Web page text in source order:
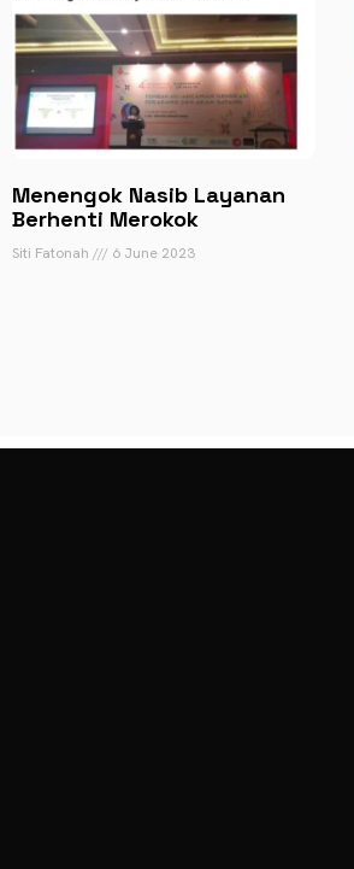
Menengok Nasib Layanan
Berhenti Merokok
Siti Fatonah 6 June 2023